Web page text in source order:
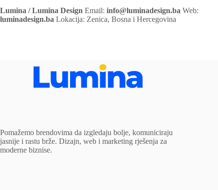
Lumina / Lumina Design Email: info@luminadesign.ba Web:
luminadesign.ba Lokacija: Zenica, Bosna i Hercegovina
Pomažemo brendovima da izgledaju bolje, komuniciraju
jasnije i rastu brže. Dizajn, web i marketing rješenja za
moderne biznise.